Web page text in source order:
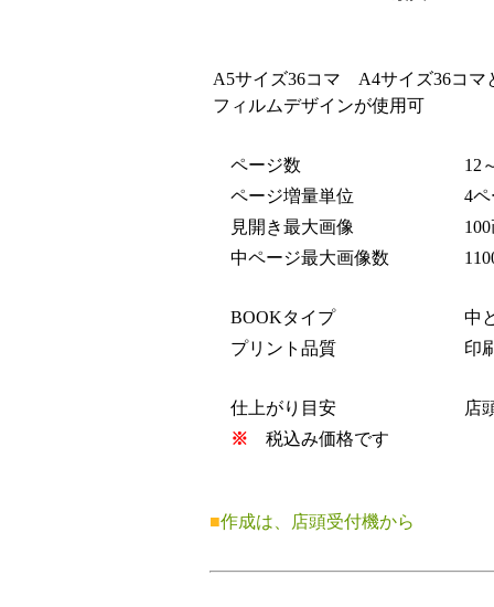
A5サイズ36コマ A4サイズ36コマ
フィルムデザインが使用可
ページ数
12
ページ増量単位
4ペ
見開き最大画像
100
中ページ最大画像数
BOOKタイプ
中
プリント品質
印
仕上がり目安
店
※ 税込み価格です
■作成は、店頭受付機から